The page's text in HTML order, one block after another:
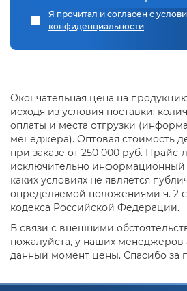
Я прочитал и согласен с
конфиденциальности
Окончательная цена на
исходя из условия поставки:
оплаты и места отгрузки
менеджера). Оптовая стоимость
при заказе от 250 000 руб. Прайс-
исключительно информационный
каких условиях не является
определяемой положениями ч. 2
кодекса Российской Федерации.
В связи с внешними
пожалуйста, у наших менеджеров
данный момент цены. Спасибо за